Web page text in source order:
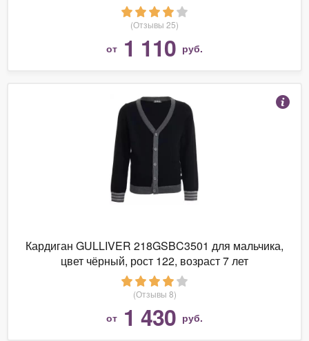
(Отзывы 25)
от 1 110 руб.
Кардиган GULLIVER 218GSBC3501 для мальчика,
цвет чёрный, рост 122, возраст 7 лет
(Отзывы 8)
от 1 430 руб.